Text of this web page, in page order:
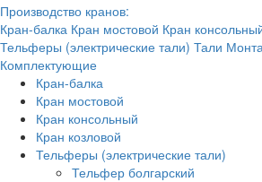
Производство кранов:
Кран-балка Кран мостовой Кран
Тельферы (электрические тали) Тали
Комплектующие
Кран-балка
Кран мостовой
Кран консольный
Кран козловой
Тельферы (электрические тали)
Тельфер болгарский